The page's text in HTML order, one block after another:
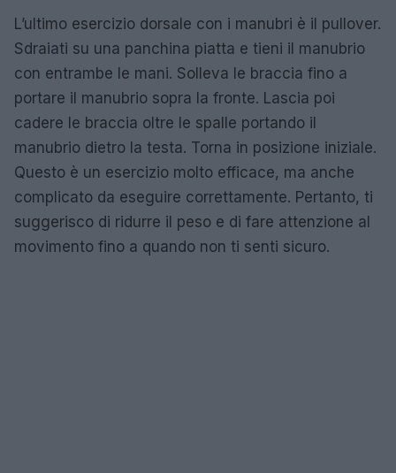
L’ultimo esercizio dorsale con i manubri è il pullover.
Sdraiati su una panchina piatta e tieni il manubrio
con entrambe le mani. Solleva le braccia fino a
portare il manubrio sopra la fronte. Lascia poi
cadere le braccia oltre le spalle portando il
manubrio dietro la testa. Torna in posizione iniziale.
Questo è un esercizio molto efficace, ma anche
complicato da eseguire correttamente. Pertanto, ti
suggerisco di ridurre il peso e di fare attenzione al
movimento fino a quando non ti senti sicuro.